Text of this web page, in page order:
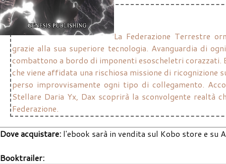
La Federazione Terrestre
grazie alla sua superiore tecnologia. Avanguardia di
combattono a bordo di imponenti esoscheletri
che viene affidata una rischiosa missione di ricognizione
perso improvvisamente ogni tipo di collegamento.
Stellare Daria Yx, Dax scoprirà la sconvolgente realtà
Federazione.
Dove acquistare: l'ebook sarà in vendita sul Kobo store e su
Booktrailer: